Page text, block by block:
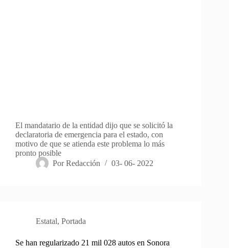
El mandatario de la entidad dijo que se solicitó la
declaratoria de emergencia para el estado, con
motivo de que se atienda este problema lo más
pronto posible
Por Redacción 03- 06- 2022
Estatal, Portada
Se han regularizado 21 mil 028 autos en Sonora